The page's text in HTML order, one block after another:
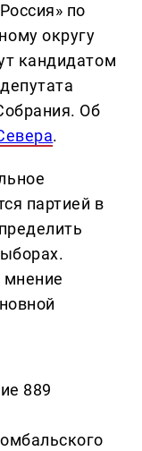
по
округу
кандидатом
Об
.
партией в
мнение
889